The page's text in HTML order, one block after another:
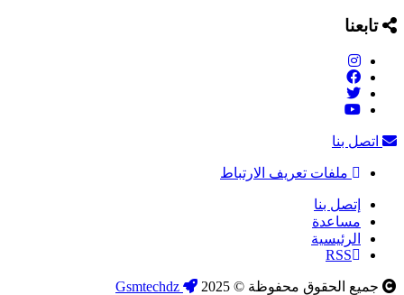
تابعنا
اتصل بنا
ملفات تعريف الارتباط
إتصل بنا
مساعدة
الرئيسية
RSS
جميع الحقوق محفوظة © 2025